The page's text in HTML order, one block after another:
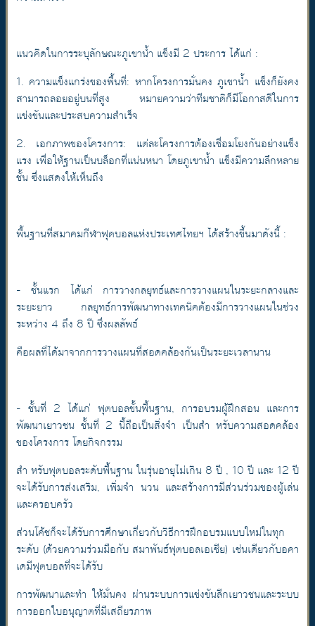
แนวคิดในการระบุลักษณะภูเขาน้ำ แข็งมี 2 ประการ ได้แก่ :
1. ความแข็งแกร่งของพื้นที่: หากโครงการมั่นคง ภูเขาน้ำ แข็งก็ยังคง
สามารถลอยอยู่บนที่สูง หมายความว่าทีมชาติก็มีโอกาสดีในการ
แข่งขันและประสบความสำเร็จ
2. เอกภาพของโครงการ: แต่ละโครงการต้องเชื่อมโยงกันอย่างแข็ง
แรง เพื่อให้ฐานเป็นบล็อกที่แน่นหนา โดยภูเขาน้ำ แข็งมีความลึกหลาย
ชั้น ซึ่งแสดงให้เห็นถึง
พื้นฐานที่สมาคมกีฬาฟุตบอลแห่งประเทศไทยฯ ได้สร้างขึ้นมาดังนี้ :
- ชั้นแรก ได้แก่ การวางกลยุทธ์และการวางแผนในระยะกลางและ
ระยะยาว กลยุทธ์การพัฒนาทางเทคนิคต้องมีการวางแผนในช่วง
ระหว่าง 4 ถึง 8 ปี ซึ่งผลลัพธ์
คือผลที่ได้มาจากการวางแผนที่สอดคล้องกันเป็นระยะเวลานาน
- ชั้นที่ 2 ได้แก่ ฟุตบอลขั้นพื้นฐาน, การอบรมผู้ฝึกสอน และการ
พัฒนาเยาวชน ชั้นที่ 2 นี้ถือเป็นสิ่งจำ เป็นสำ หรับความสอดคล้อง
ของโครงการ โดยกิจกรรม
สำ หรับฟุตบอลระดับพื้นฐาน ในรุ่นอายุไม่เกิน 8 ปี , 10 ปี และ 12 ปี
จะได้รับการส่งเสริม, เพิ่มจำ นวน และสร้างการมีส่วนร่วมของผู้เล่น
และครอบครัว
ส่วนโค้ชก็จะได้รับการศึกษาเกี่ยวกับวิธีการฝึกอบรมแบบใหม่ในทุก
ระดับ (ด้วยความร่วมมือกับ สมาพันธ์ฟุตบอลเอเชีย) เช่นเดียวกับอคา
เดมีฟุตบอลที่จะได้รับ
การพัฒนาและทำ ให้มั่นคง ผ่านระบบการแข่งขันลีกเยาวชนและระบบ
การออกใบอนุญาตที่มีเสถียรภาพ